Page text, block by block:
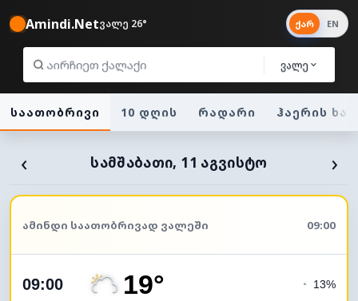
Amindi.Netვალე 26°
ვალე
ქარ EN
საათობრივი 10 დღის რადარი ჰაერის
‹ ᲡᲐᲛᲨᲐᲑᲐᲗᲘ, 11 ᲐᲒᲕᲘᲡᲢᲝ ›
ᲐᲛᲘᲜᲓᲘ ᲡᲐᲐᲗᲝᲑᲠᲘᲕᲐᲓ ᲕᲐᲚᲔᲨᲘ 09:00
09:00 19° ◔ 13%